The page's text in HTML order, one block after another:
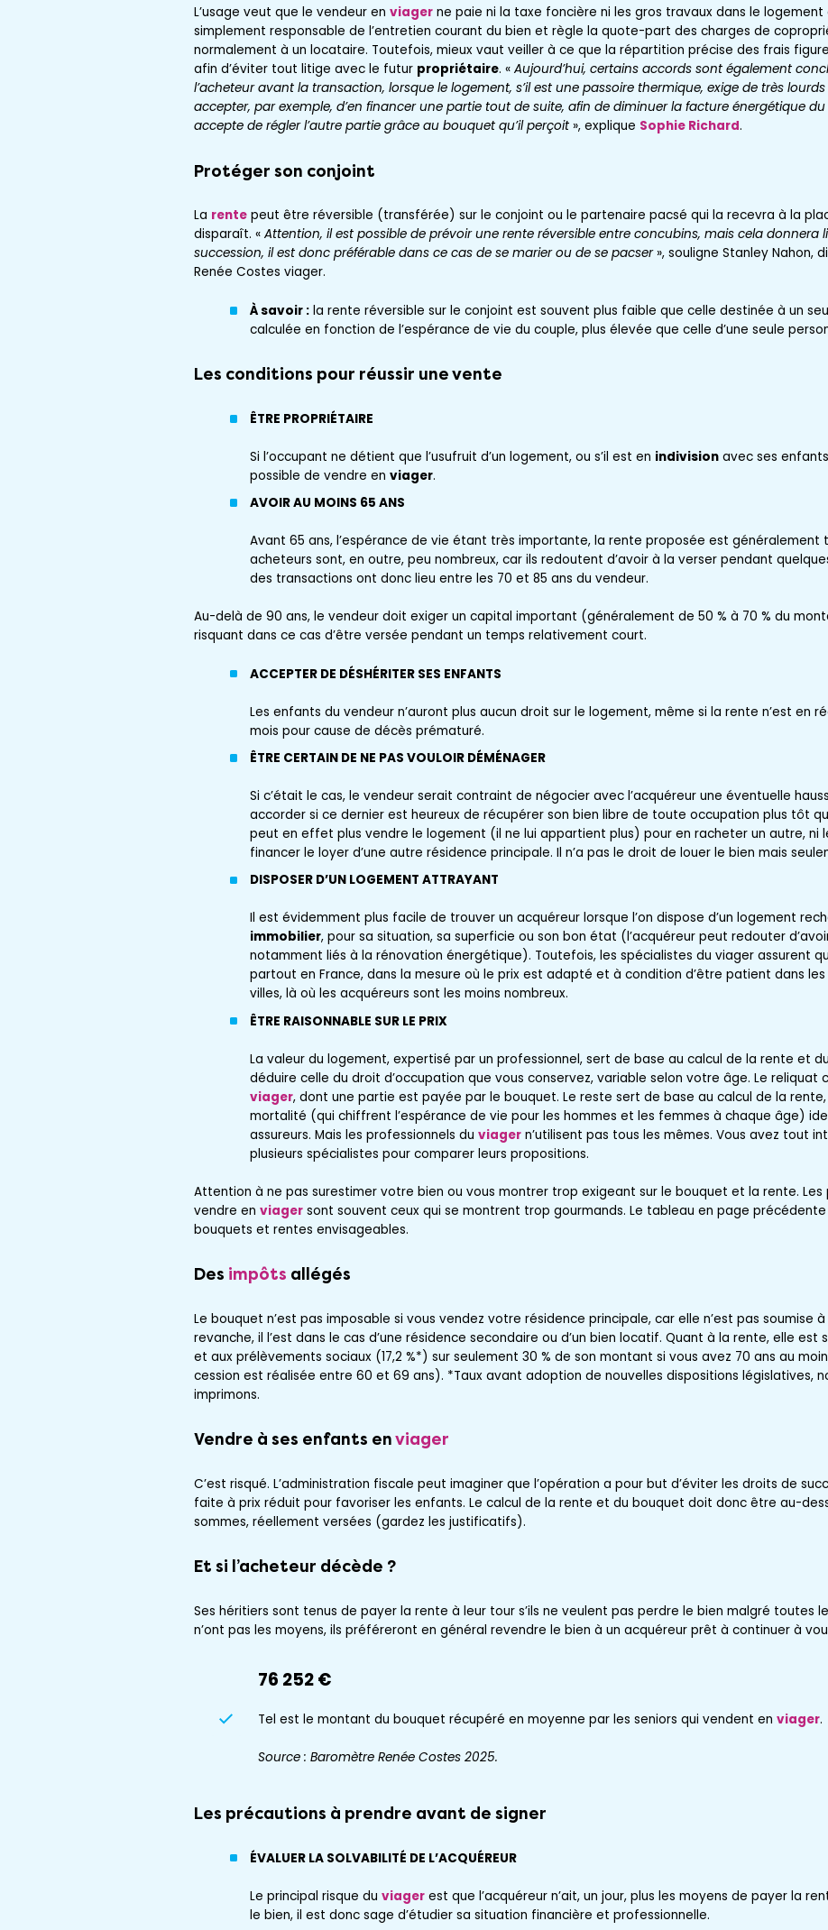
L’usage veut que le vendeur en viager ne paie ni la taxe foncière ni les gros travaux dans le
simplement responsable de l’entretien courant du bien et règle la quote-part des charges de
normalement à un locataire. Toutefois, mieux vaut veiller à ce que la répartition précise des frais
afin d’éviter tout litige avec le futur propriétaire. « Aujourd’hui, certains accords sont également
l’acheteur avant la transaction, lorsque le logement, s’il est une passoire thermique, exige de très
accepter, par exemple, d’en financer une partie tout de suite, afin de diminuer la facture énergétique
accepte de régler l’autre partie grâce au bouquet qu’il perçoit», explique Sophie Richard.
Protéger son conjoint
La rente peut être réversible (transférée) sur le conjoint ou le partenaire pacsé qui la recevra à la
disparaît. « Attention, il est possible de prévoir une rente réversible entre concubins, mais cela donnera
succession, il est donc préférable dans ce cas de se marier ou de se pacser», souligne Stanley Nahon,
Renée Costes viager.
À savoir :la rente réversible sur le conjoint est souvent plus faible que celle destinée à un
calculée en fonction de l’espérance de vie du couple, plus élevée que celle d’une seule
Les conditions pour réussir une vente
ÊTRE PROPRIÉTAIRE
Si l’occupant ne détient que l’usufruit d’un logement, ou s’il est en indivisionavec ses
possible de vendre en viager.
AVOIR AU MOINS 65 ANS
Avant 65 ans, l’espérance de vie étant très importante, la rente proposée est généralement
acheteurs sont, en outre, peu nombreux, car ils redoutent d’avoir à la verser pendant
des transactions ont donc lieu entre les 70 et 85 ans du vendeur.
Au-delà de 90 ans, le vendeur doit exiger un capital important (généralement de 50 % à 70 % du
risquant dans ce cas d’être versée pendant un temps relativement court.
ACCEPTER DE DÉSHÉRITER SES ENFANTS
Les enfants du vendeur n’auront plus aucun droit sur le logement, même si la rente n’est en
mois pour cause de décès prématuré.
ÊTRE CERTAIN DE NE PAS VOULOIR DÉMÉNAGER
Si c’était le cas, le vendeur serait contraint de négocier avec l’acquéreur une éventuelle
accorder si ce dernier est heureux de récupérer son bien libre de toute occupation plus tôt
peut en effet plus vendre le logement (il ne lui appartient plus) pour en racheter un autre, ni
financer le loyer d’une autre résidence principale. Il n’a pas le droit de louer le bien mais
DISPOSER D’UN LOGEMENT ATTRAYANT
Il est évidemment plus facile de trouver un acquéreur lorsque l’on dispose d’un logement
immobilier, pour sa situation, sa superficie ou son bon état (l’acquéreur peut redouter
notamment liés à la rénovation énergétique). Toutefois, les spécialistes du viager assurent
partout en France, dans la mesure où le prix est adapté et à condition d’être patient dans
villes, là où les acquéreurs sont les moins nombreux.
ÊTRE RAISONNABLE SUR LE PRIX
La valeur du logement, expertisé par un professionnel, sert de base au calcul de la rente et
déduire celle du droit d’occupation que vous conservez, variable selon votre âge. Le reliquat
viager, dont une partie est payée par le bouquet. Le reste sert de base au calcul de la rente,
mortalité (qui chiffrent l’espérance de vie pour les hommes et les femmes à chaque âge)
assureurs. Mais les professionnels du viagern’utilisent pas tous les mêmes. Vous avez tout
plusieurs spécialistes pour comparer leurs propositions.
Attention à ne pas surestimer votre bien ou vous montrer trop exigeant sur le bouquet et la rente.
vendre en viager sont souvent ceux qui se montrent trop gourmands. Le tableau en page
bouquets et rentes envisageables.
Des impôts allégés
Le bouquet n’est pas imposable si vous vendez votre résidence principale, car elle n’est pas soumise
revanche, il l’est dans le cas d’une résidence secondaire ou d’un bien locatif. Quant à la rente, elle est
et aux prélèvements sociaux (17,2 %*) sur seulement 30 % de son montant si vous avez 70 ans au
cession est réalisée entre 60 et 69 ans). *Taux avant adoption de nouvelles dispositions législatives,
imprimons.
Vendre à ses enfants enviager
C’est risqué. L’administration fiscale peut imaginer que l’opération a pour but d’éviter les droits de
faite à prix réduit pour favoriser les enfants. Le calcul de la rente et du bouquet doit donc être au-
sommes, réellement versées (gardez les justificatifs).
Et si l’acheteur décède ?
Ses héritiers sont tenus de payer la rente à leur tour s’ils ne veulent pas perdre le bien malgré toutes
n’ont pas les moyens, ils préféreront en général revendre le bien à un acquéreur prêt à continuer à
76 252 €
Tel est le montant du bouquet récupéré en moyenne par les seniors qui vendent en viager.
Source : Baromètre Renée Costes 2025.
Les précautions à prendre avant de signer
ÉVALUER LA SOLVABILITÉ DE L’ACQUÉREUR
Le principal risque du viager est que l’acquéreur n’ait, un jour, plus les moyens de payer la
le bien, il est donc sage d’étudier sa situation financière et professionnelle.